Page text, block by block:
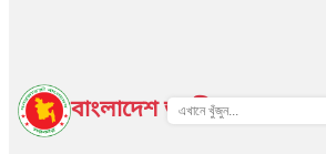
বাংলাদেশ জাতীয় তথ্য বাতায়ন